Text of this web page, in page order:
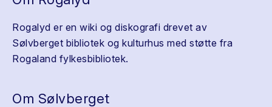
Rogalyd er en wiki og diskografi drevet av
Sølvberget bibliotek og kulturhus med støtte fra
Rogaland fylkesbibliotek.
Om Sølvberget